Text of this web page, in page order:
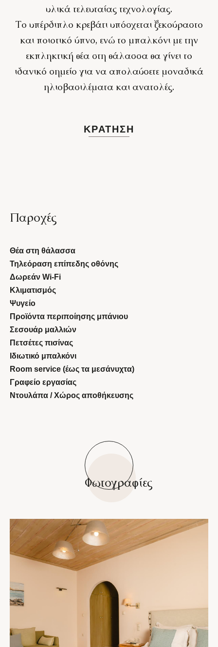
υλικά τελευταίας τεχνολογίας.
Το υπέρδιπλο κρεβάτι υπόσχεται ξεκούραστο
και ποιοτικό ύπνο, ενώ το μπαλκόνι με την
εκπληκτική θέα στη θάλασσα θα γίνει το
ιδανικό σημείο για να απολαύσετε μοναδικά
ηλιοβασιλέματα και ανατολές.
ΚΡΆΤΗΣΗ
Παροχές
Θέα στη θάλασσα
Τηλεόραση επίπεδης οθόνης
Δωρεάν Wi-Fi
Κλιματισμός
Ψυγείο
Προϊόντα περιποίησης μπάνιου
Σεσουάρ μαλλιών
Πετσέτες πισίνας
Ιδιωτικό μπαλκόνι
Room service (έως τα μεσάνυχτα)
Γραφείο εργασίας
Ντουλάπα / Χώρος αποθήκευσης
Φωτογραφίες